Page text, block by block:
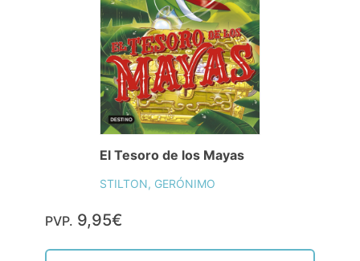
El Tesoro de los Mayas
STILTON, GERÓNIMO
PVP. 9,95€